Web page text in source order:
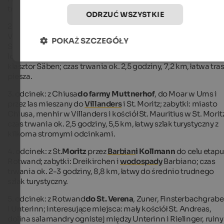
trudnego szlak turystyczny.
Wöhrmanndo Velturno i w górę do Moar do
Viersch, rustykalnej tawerny winnej, stamtąd do klasztoru
Säben i Chiusa; zabytki: renesansowy zamek Velturno z
klasztor Säben; czas trwania ok. 2,5 godziny, 7,2 km, łatwa
piesza.
3. odcinek: z Chiusado farmy Muttnerhof, do Moar w Ums i
przez las mieszany doVillandersi St. Moritz; zabytki: miasto
Chiusa, menhir w Villanders i kościół St. Mauritius w St.
czas trwania ok. 2,5 godziny, 5,5 km, łatwy szlak turystyczny z
kilkoma stromymi odcinkami.
4. odcinek: z St.Moritz przezBarbiani Kollmann do celu etapu
Rotwand; zabytki: Dreikirchen iwodospadyBarbiano; czas
trwania ok. 2-3 godziny, 8,8 km, łatwy do średnio trudnego
szlak turystyczny.
5. odcinek: z Rotwanddo St. Verena, Zuner,
i Unterinn; interesujące miejsca: mały kościół St. Andreas,
dolina salamandry ognistej między Unterinn i Rielinger, ruiny
ODRZUĆ WSZYSTKIE
POKAŻ SZCZEGÓŁY